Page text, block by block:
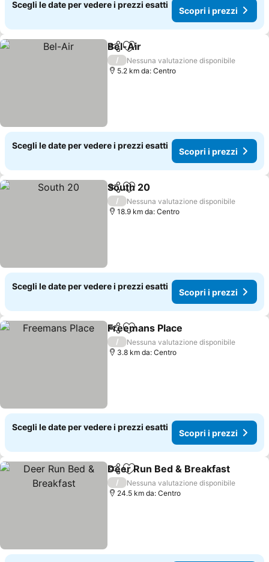
Scegli le date per vedere i prezzi esatti
Scopri i prezzi
CondividiAggiungi ai preferiti
Bel-Air
/
Nessuna valutazione disponibile
5.2 km da: Centro
Scegli le date per vedere i prezzi esatti
Scopri i prezzi
CondividiAggiungi ai preferiti
South 20
/
Nessuna valutazione disponibile
18.9 km da: Centro
Scegli le date per vedere i prezzi esatti
Scopri i prezzi
CondividiAggiungi ai preferiti
Freemans Place
/
Nessuna valutazione disponibile
3.8 km da: Centro
Scegli le date per vedere i prezzi esatti
Scopri i prezzi
CondividiAggiungi ai preferiti
Deer Run Bed & Breakfast
/
Nessuna valutazione disponibile
24.5 km da: Centro